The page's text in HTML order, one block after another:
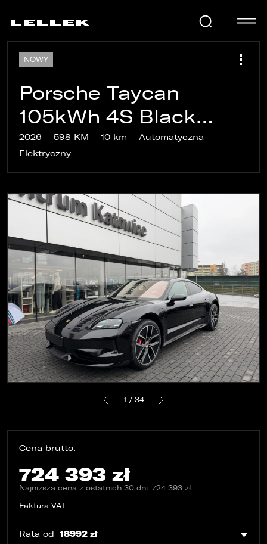
SAMOCHODY
AKTUALNOŚCI
KARIERA
KONTAKT
E-LELLEK
NOWY
Porsche Taycan
105kWh 4S Black
Edition samochód
demonstracyjny
2026 598 KM 10 km
Automatyczna
Elektryczny
1 / 34
Zdjęcie 1 z 34
Cena brutto:
724 393 zł
Najniższa cena z ostatnich 30 dni: 724 393 zł
Faktura VAT
Rata od 18992 zł